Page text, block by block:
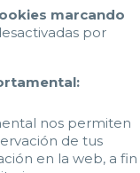
marcando
por
nos permiten
de tus
en la web, a fin